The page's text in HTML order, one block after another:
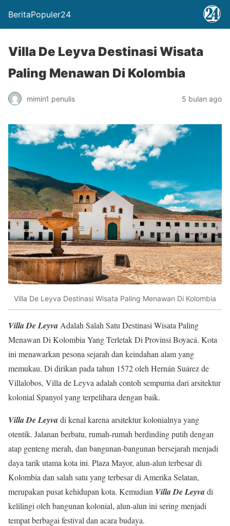
BeritaPopuler24
Villa De Leyva Destinasi Wisata
Paling Menawan Di Kolombia
mimin1 penulis 5 bulan ago
Villa De Leyva Destinasi Wisata Paling Menawan Di Kolombia
Villa De Leyva Adalah Salah Satu Destinasi Wisata Paling
Menawan Di Kolombia Yang Terletak Di Provinsi Boyacá. Kota
ini menawarkan pesona sejarah dan keindahan alam yang
memukau. Di dirikan pada tahun 1572 oleh Hernán Suárez de
Villalobos, Villa de Leyva adalah contoh sempurna dari arsitektur
kolonial Spanyol yang terpelihara dengan baik.
Villa De Leyvadi kenal karena arsitektur kolonialnya yang
otentik. Jalanan berbatu, rumah-rumah berdinding putih dengan
atap genteng merah, dan bangunan-bangunan bersejarah menjadi
daya tarik utama kota ini. Plaza Mayor, alun-alun terbesar di
Kolombia dan salah satu yang terbesar di Amerika Selatan,
merupakan pusat kehidupan kota. Kemudian Villa De Leyvadi
kelilingi oleh bangunan kolonial, alun-alun ini sering menjadi
tempat berbagai festival dan acara budaya.